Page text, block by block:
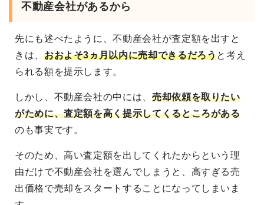
不動産会社があるから
先にも述べたように、不動産会社が査定額を出すと
きは、 おおよそ3ヵ月以内に売却できるだろうと考え
られる額を提示します。
しかし、不動産会社の中には、 売却依頼を取りたい
がために、査定額を高く提示してくるところがある
のも事実です。
そのため、高い査定額を出してくれたからという理
由だけで不動産会社を選んでしまうと、高すぎる売
出価格で売却をスタートすることになってしまいま